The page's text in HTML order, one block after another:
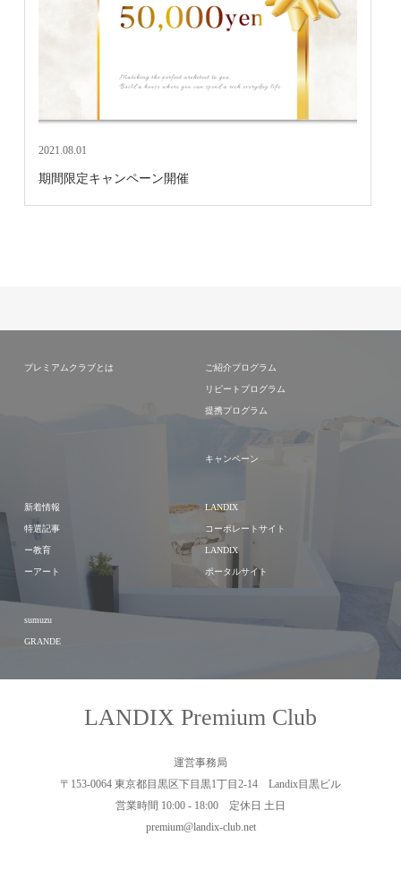
2021.08.01
期間限定キャンペーン開催
プレミアムクラブとは ご紹介プログラム
リピートプログラム
提携プログラム
キャンペーン
新着情報
特選記事
ー教育
ーアート
LANDIX
コーポレートサイト
LANDIX
ポータルサイト
sumuzu
GRANDE
LANDIX Premium Club
運営事務局
〒153-0064 東京都目黒区下目黒1丁目2-14 Landix目黒ビル
営業時間 10:00 - 18:00 定休日 土日
premium@landix-club.net